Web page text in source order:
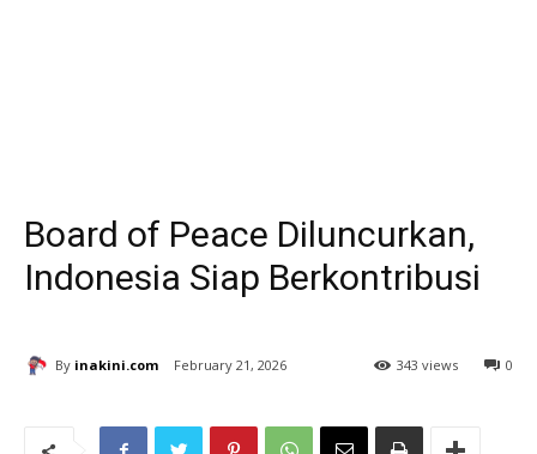
Board of Peace Diluncurkan,
Indonesia Siap Berkontribusi
By inakini.com February 21, 2026 0
343 views